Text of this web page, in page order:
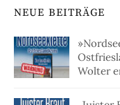
NEUE BEITRÄGE
Wolter